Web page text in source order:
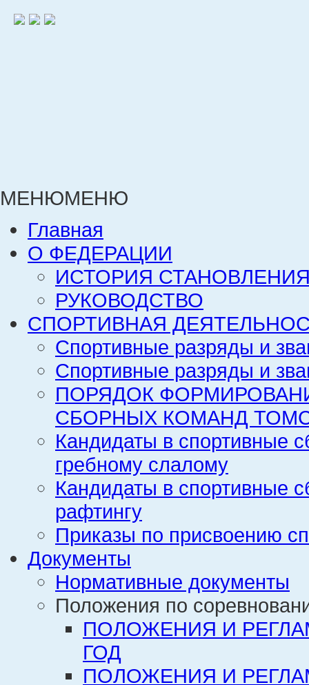
МЕНЮМЕНЮ
Главная
О ФЕДЕРАЦИИ
ИСТОРИЯ
РУКОВОДСТВО
СПОРТИВНАЯ
Спортивные разряды и
Спортивные разряды и
ПОРЯДОК
СБОРНЫХ КОМАНД
Кандидаты в спортивные
гребному слалому
Кандидаты в спортивные
рафтингу
Приказы по присвоению
Документы
Нормативные документы
Положения по
ПОЛОЖЕНИЯ И
ГОД
ПОЛОЖЕНИЯ И